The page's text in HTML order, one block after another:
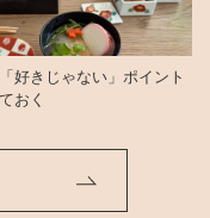
好きじゃない」ポイント
おく